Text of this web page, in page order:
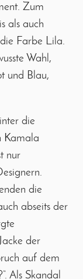
Zum
als auch
Farbe Lila.
Wahl,
und Blau,
die
Kamala
nur
die
abseits der
der
auf dem
Als Skandal